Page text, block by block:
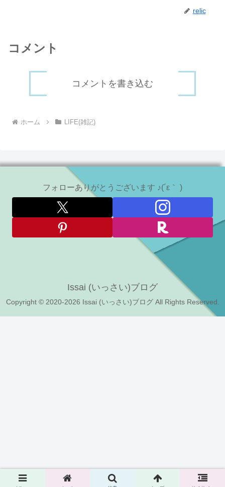
relic
コメント
コメントを書き込む
ホーム LIFE(雑記)
フォローありがとうございます ♪(´ε｀ )
Issai (いっさい)ブログ
Copyright © 2020-2026 Issai (いっさい)ブログ All Rights Reserved.